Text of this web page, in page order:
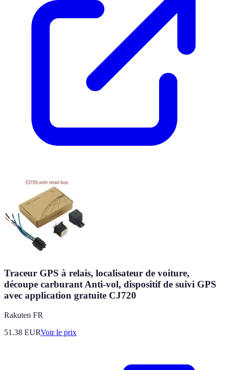
Traceur GPS à relais, localisateur de voiture,
découpe carburant Anti-vol, dispositif de suivi GPS
avec application gratuite CJ720
Rakuten FR
51.38 EURVoir le prix